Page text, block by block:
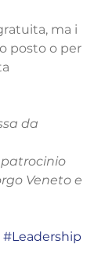
ma i
posto o per
da
patrocinio
Veneto e
#Leadership